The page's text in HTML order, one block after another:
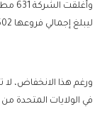
ليبلغ إجمالي فروعها 19,502 فرعاً في جميع أنحاء البلاد.
ورغم هذا الانخفاض،
في الولايات المتحدة